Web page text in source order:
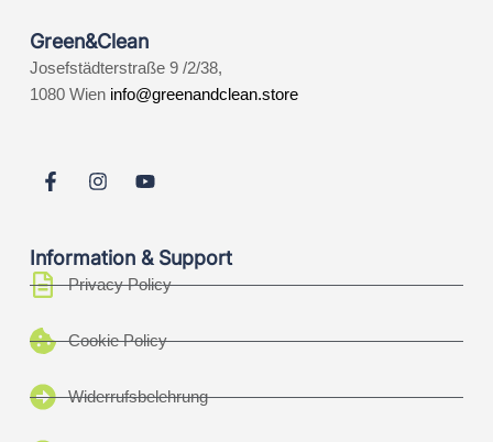
Green&Clean
Josefstädterstraße 9 /2/38,
1080 Wien info@greenandclean.store
Information & Support
Privacy Policy
Cookie Policy
Widerrufsbelehrung